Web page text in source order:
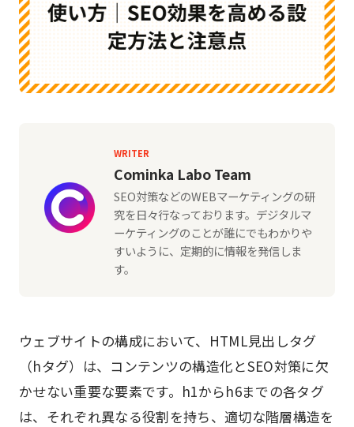
WRITER
Cominka Labo Team
SEO対策などのWEBマーケティングの研
究を日々行なっております。デジタルマ
ーケティングのことが誰にでもわかりや
すいように、定期的に情報を発信しま
す。
ウェブサイトの構成において、HTML見出しタグ
（hタグ）は、コンテンツの構造化とSEO対策に欠
かせない重要な要素です。h1からh6までの各タグ
は、それぞれ異なる役割を持ち、適切な階層構造を